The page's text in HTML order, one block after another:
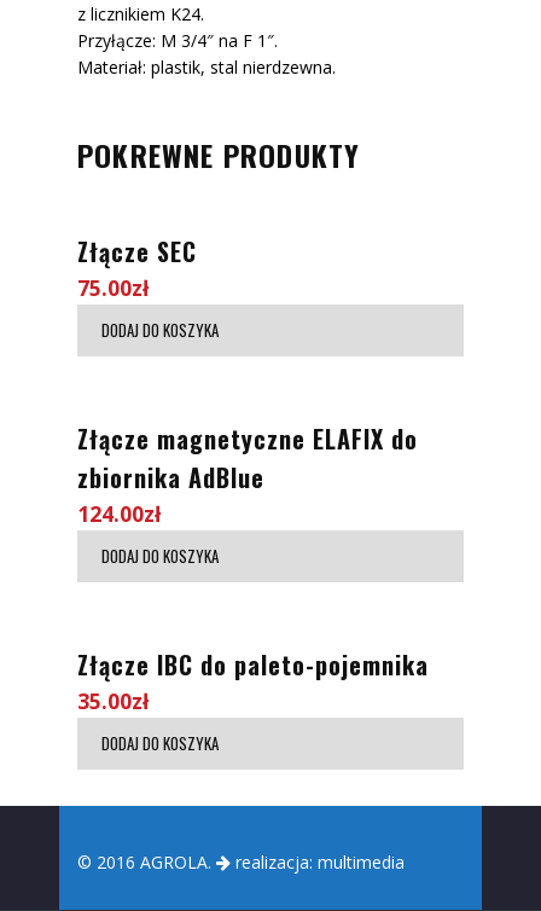
z licznikiem K24.
Przyłącze: M 3/4″ na F 1″.
Materiał: plastik, stal nierdzewna.
POKREWNE PRODUKTY
Złącze SEC
75.00zł
DODAJ DO KOSZYKA
Złącze magnetyczne ELAFIX do
zbiornika AdBlue
124.00zł
DODAJ DO KOSZYKA
Złącze IBC do paleto-pojemnika
35.00zł
DODAJ DO KOSZYKA
© 2016 AGROLA. realizacja: multimedia